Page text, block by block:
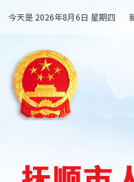
今天是 2026年8月6日 星期四